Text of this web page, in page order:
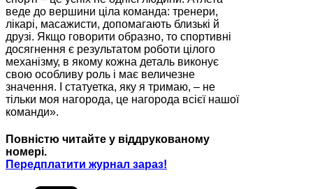
веде до вершини ціла команда: тренери,
лікарі, масажисти, допомагають близькі й
друзі. Якщо говорити образно, то спортивні
досягнення є результатом роботи цілого
механізму, в якому кожна деталь виконує
свою особливу роль і має величезне
значення. І статуетка, яку я тримаю, – не
тільки моя нагорода, це нагорода всієї нашої
команди».
Повністю читайте у віддрукованому
номері.
Передплатити журнал зараз!